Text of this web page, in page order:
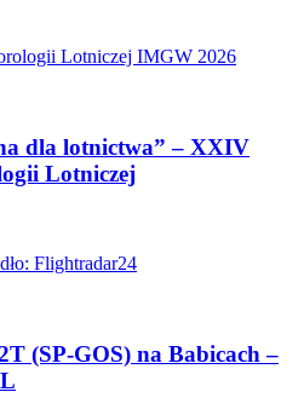
dla lotnictwa” – XXIV
Lotniczej
(SP-GOS) na Babicach –